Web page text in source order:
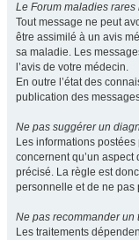
Le Forum maladies
Tout message ne peut
être assimilé à un avis
sa maladie. Les
l’avis de votre médecin.
En outre l’état des
publication des
Ne pas suggérer un
Les informations
concernent qu’un
précisé. La règle est
personnelle et de ne pas
Ne pas recommander un
Les traitements